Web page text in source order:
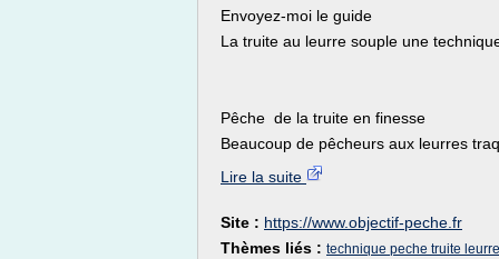
Envoyez-moi le guide
La truite au leurre souple une
Pêche de la truite en finesse
Beaucoup de pêcheurs aux leurres
Lire la suite
Site : https://www.objectif-peche.fr
Thèmes liés : technique peche truite